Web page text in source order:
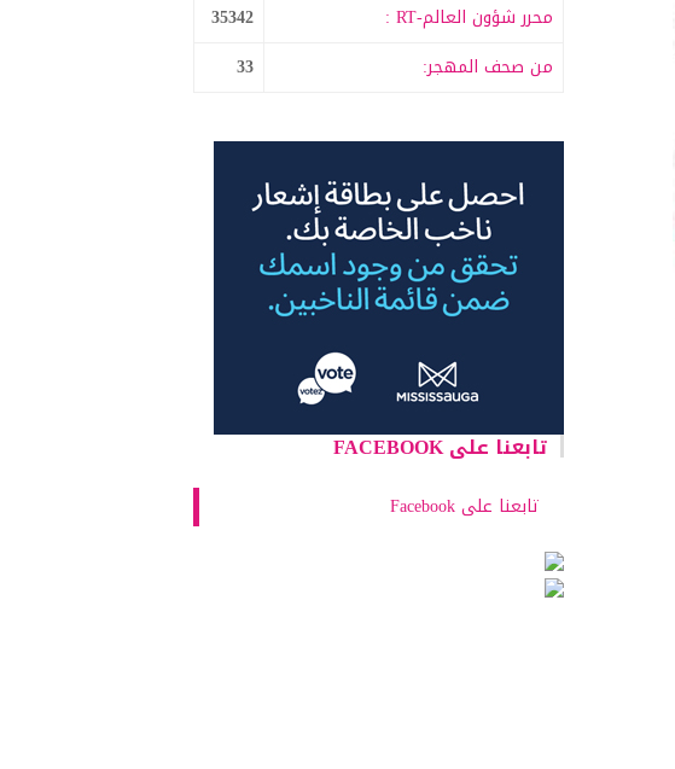
محرر شؤون العالم-RT :
35342
من صحف المهجر:
33
تابعنا على FACEBOOK
تابعنا على Facebook